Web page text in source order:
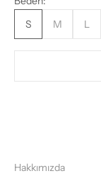
S
M L
Hakkımızda